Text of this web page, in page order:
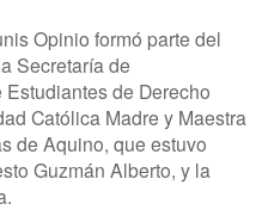
Opinio formó parte del
Secretaría de
de Derecho
Católica Madre y Maestra
de Aquino, que estuvo
Guzmán Alberto, y la